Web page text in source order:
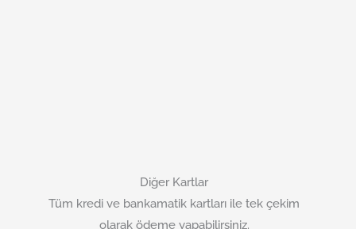
Diğer Kartlar
Tüm kredi ve bankamatik kartları ile tek çekim
olarak ödeme yapabilirsiniz.